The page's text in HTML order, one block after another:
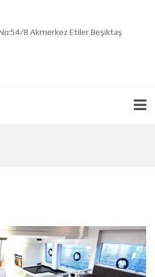
8 Akmerkez Etiler Beşiktaş